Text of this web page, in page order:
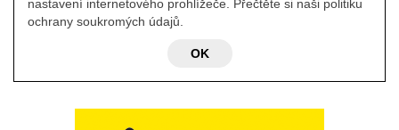
nastavení internetového prohlížeče. Přečtěte si naši politiku
ochrany soukromých údajů.
OK